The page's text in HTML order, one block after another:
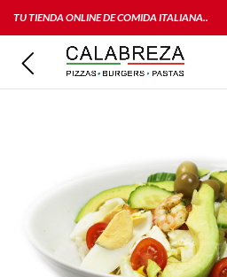
TU TIENDA ONLINE DE COMIDA ITALIANA..